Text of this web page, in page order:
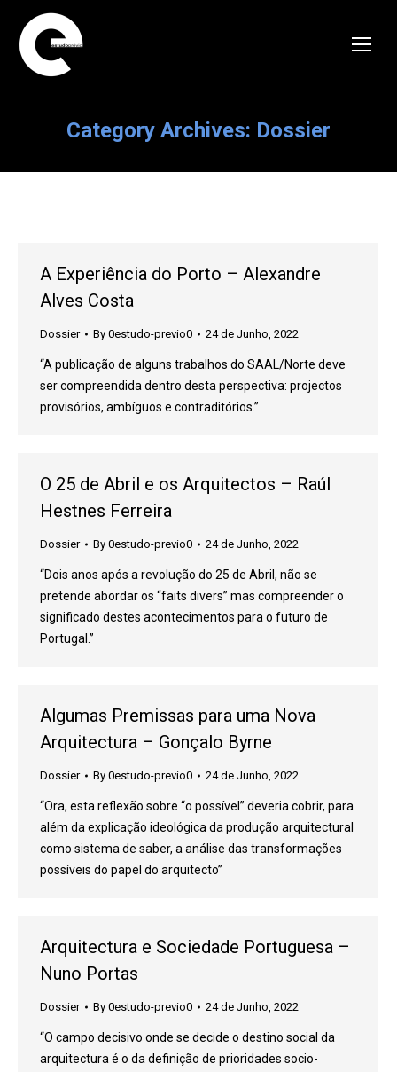
Category Archives: Dossier
A Experiência do Porto – Alexandre
Alves Costa
Dossier By 0estudo-previo0 24 de Junho, 2022
“A publicação de alguns trabalhos do SAAL/Norte deve
ser compreendida dentro desta perspectiva: projectos
provisórios, ambíguos e contraditórios.”
O 25 de Abril e os Arquitectos – Raúl
Hestnes Ferreira
Dossier By 0estudo-previo0 24 de Junho, 2022
“Dois anos após a revolução do 25 de Abril, não se
pretende abordar os “faits divers” mas compreender o
significado destes acontecimentos para o futuro de
Portugal.”
Algumas Premissas para uma Nova
Arquitectura – Gonçalo Byrne
Dossier By 0estudo-previo0 24 de Junho, 2022
“Ora, esta reflexão sobre “o possível” deveria cobrir, para
além da explicação ideológica da produção arquitectural
como sistema de saber, a análise das transformações
possíveis do papel do arquitecto”
Arquitectura e Sociedade Portuguesa –
Nuno Portas
Dossier By 0estudo-previo0 24 de Junho, 2022
“O campo decisivo onde se decide o destino social da
arquitectura é o da definição de prioridades socio-